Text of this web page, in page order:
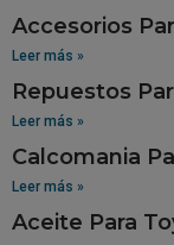
Accesorios
Leer más »
Repuestos
Leer más »
Calcomania
Leer más »
Aceite Para